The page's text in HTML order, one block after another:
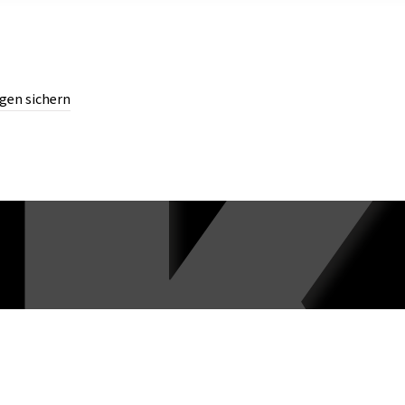
sichern